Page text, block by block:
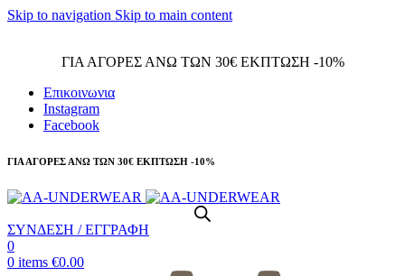
Skip to navigation Skip to main content
ΓΙΑ ΑΓΟΡΕΣ ΑΝΩ ΤΩΝ 30€ ΕΚΠΤΩΣΗ -10%
Επικοινωνια
Instagram
Facebook
ΓΙΑ ΑΓΟΡΕΣ ΑΝΩ ΤΩΝ 30€ ΕΚΠΤΩΣΗ -10%
ΣΥΝΔΕΣΗ / ΕΓΓΡΑΦΗ
0
0 items €0.00